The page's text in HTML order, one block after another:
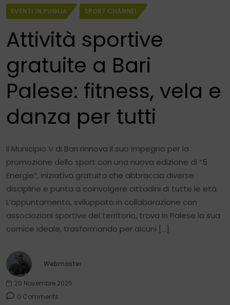
EVENTI IN PUGLIA SPORT CHANNEL
Attività sportive
gratuite a Bari
Palese: fitness, vela e
danza per tutti
Il Municipio V di Bari rinnova il suo impegno per la
promozione dello sport con una nuova edizione di “5
Energie”, iniziativa gratuita che abbraccia diverse
discipline e punta a coinvolgere cittadini di tutte le età.
L’appuntamento, sviluppato in collaborazione con
associazioni sportive del territorio, trova in Palese la sua
cornice ideale, trasformando per alcuni […]
Webmaster
20 Novembre 2025
0 Comments